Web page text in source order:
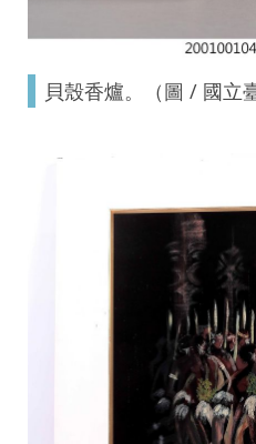
貝殼香爐。（圖 / 國立